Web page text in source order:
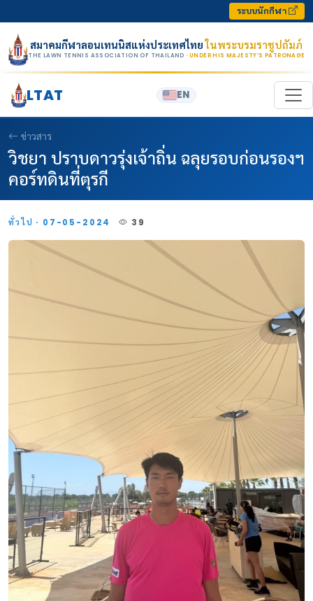
ระบบนักกีฬา
สมาคมกีฬาลอนเทนนิสแห่งประเทศไทยในพระบรมราชูปถัมภ์
THE LAWN TENNIS ASSOCIATION OF THAILAND · UNDER HIS MAJESTY’S PATRONAGE
LTAT EN
ข่าวสาร
วิชยา ปราบดาวรุ่งเจ้าถิ่น ฉลุยรอบก่อนรองฯ
คอร์ทดินที่ตุรกี
ทั่วไป · 07-05-2024 39